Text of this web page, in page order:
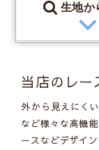
生地か
当店のレー
外から見えにく
など様々な高機
ースなどデザイ